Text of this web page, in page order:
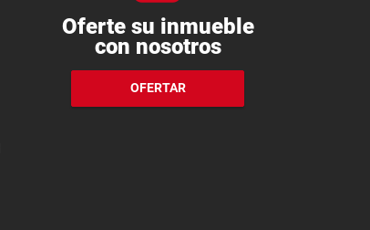
Oferte su inmueble
con nosotros
OFERTAR